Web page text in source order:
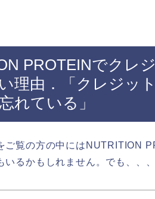
PROTEINでクレ
理由．「クレジッ
れている」
ご覧の方の中にはNUTRITION
いるかもしれません。でも、、、